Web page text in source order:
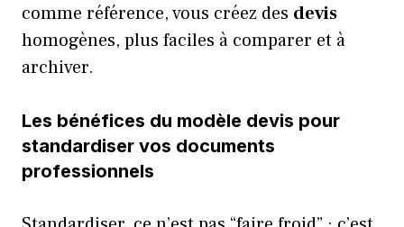
comme référence, vous créez des devis
homogènes, plus faciles à comparer et à
archiver.
Les bénéfices du modèle devis pour
standardiser vos documents
professionnels